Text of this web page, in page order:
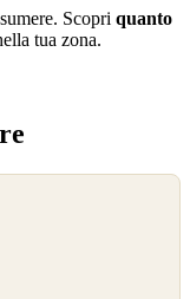
Scopri quanto
tua zona.